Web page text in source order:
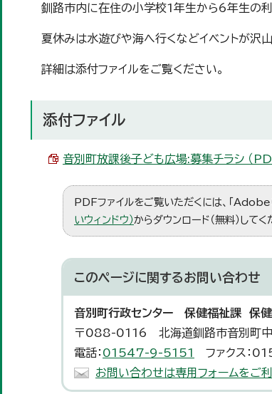
釧路市内に在住の小学校1年生から6年生の利
夏休みは水遊びや海へ行くなどイベントが沢山
詳細は添付ファイルをご覧ください。
添付ファイル
音別町放課後子ども広場:募集チラシ （
PDFファイルをご覧いただくには、「Adobe
いウィンドウ）からダウンロード（無料）してく
このページに関するお問い合わせ
音別町行政センター 保健福祉課 保
〒088-0116 北海道釧路市音別町中
電話： 01547-9-5151
ファクス：
お問い合わせは専用フォームをご利